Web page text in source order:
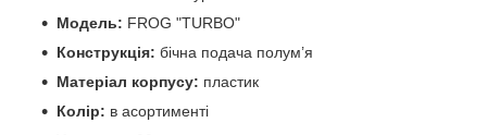
Модель: FROG "TURBO"
Конструкція: бічна подача полум’я
Матеріал корпусу: пластик
Колір: в асортименті